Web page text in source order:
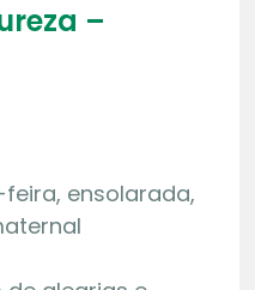
–
ensolarada,